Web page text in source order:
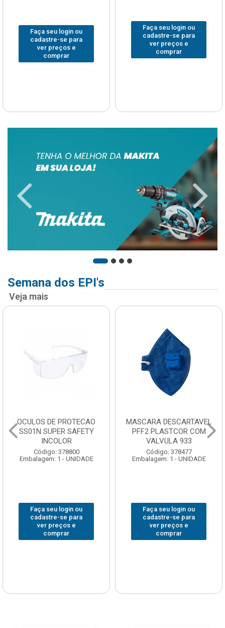
Faça seu login ou
cadastre-se para
ver preços e
comprar
Faça seu login ou
cadastre-se para
ver preços e
comprar
Semana dos EPI's
Veja mais
OCULOS DE PROTECAO
SS01N SUPER SAFETY
INCOLOR
Código: 378800
Embalagem: 1 - UNIDADE
Faça seu login ou
cadastre-se para
ver preços e
comprar
MASCARA DESCARTAVEL
PFF2 PLASTCOR COM
VALVULA 933
Código: 378477
Embalagem: 1 - UNIDADE
Faça seu login ou
cadastre-se para
ver preços e
comprar